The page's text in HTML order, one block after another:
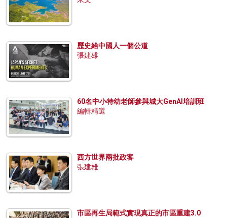
歷史給中國人一個公道
張建雄
60名中小特幼老師參與城大GenAI培訓班
編輯精選
西方世界兩批政客
張建雄
市區再生局範式實現真正的市區重建3.0